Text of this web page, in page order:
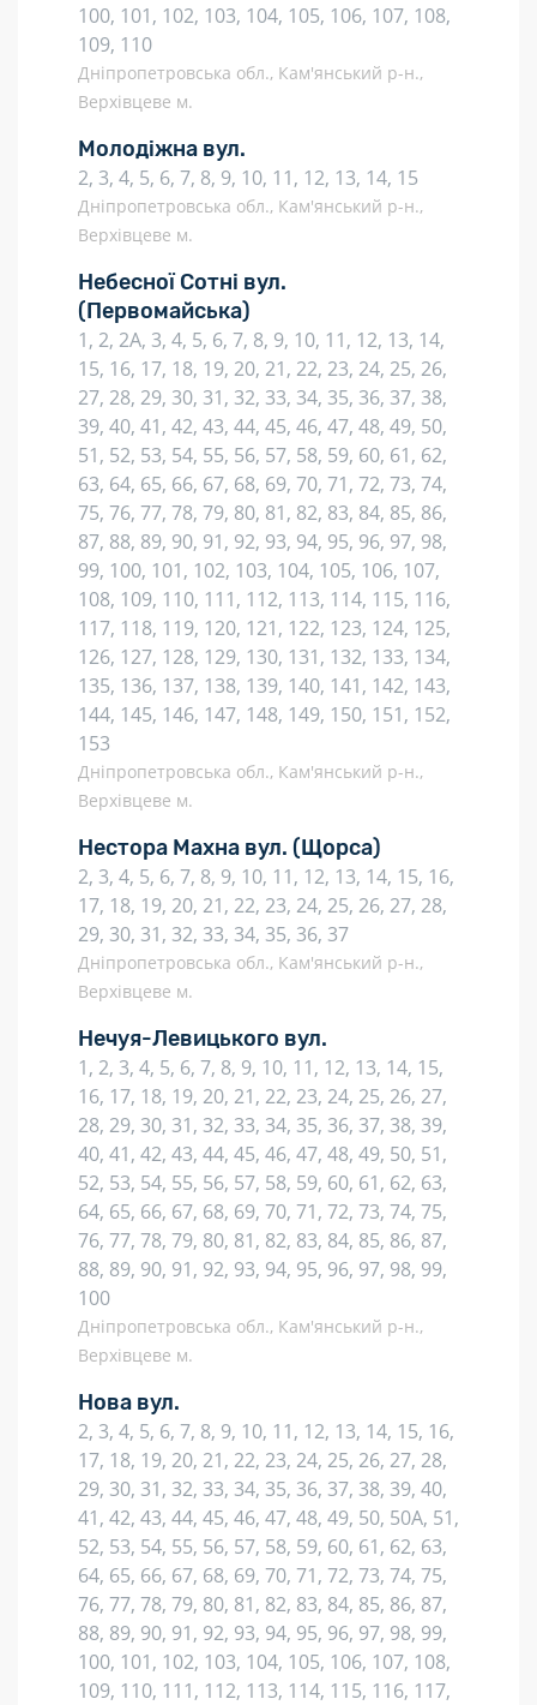
100, 101, 102, 103, 104, 105, 106, 107, 108,
109, 110
Дніпропетровська обл., Кам'янський р-н.,
Верхівцеве м.
Молодіжна вул.
2, 3, 4, 5, 6, 7, 8, 9, 10, 11, 12, 13, 14, 15
Дніпропетровська обл., Кам'янський р-н.,
Верхівцеве м.
Небесної Сотні вул.
(Первомайська)
1, 2, 2А, 3, 4, 5, 6, 7, 8, 9, 10, 11, 12, 13, 14,
15, 16, 17, 18, 19, 20, 21, 22, 23, 24, 25, 26,
27, 28, 29, 30, 31, 32, 33, 34, 35, 36, 37, 38,
39, 40, 41, 42, 43, 44, 45, 46, 47, 48, 49, 50,
51, 52, 53, 54, 55, 56, 57, 58, 59, 60, 61, 62,
63, 64, 65, 66, 67, 68, 69, 70, 71, 72, 73, 74,
75, 76, 77, 78, 79, 80, 81, 82, 83, 84, 85, 86,
87, 88, 89, 90, 91, 92, 93, 94, 95, 96, 97, 98,
99, 100, 101, 102, 103, 104, 105, 106, 107,
108, 109, 110, 111, 112, 113, 114, 115, 116,
117, 118, 119, 120, 121, 122, 123, 124, 125,
126, 127, 128, 129, 130, 131, 132, 133, 134,
135, 136, 137, 138, 139, 140, 141, 142, 143,
144, 145, 146, 147, 148, 149, 150, 151, 152,
153
Дніпропетровська обл., Кам'янський р-н.,
Верхівцеве м.
Нестора Махна вул. (Щорса)
2, 3, 4, 5, 6, 7, 8, 9, 10, 11, 12, 13, 14, 15, 16,
17, 18, 19, 20, 21, 22, 23, 24, 25, 26, 27, 28,
29, 30, 31, 32, 33, 34, 35, 36, 37
Дніпропетровська обл., Кам'янський р-н.,
Верхівцеве м.
Нечуя-Левицького вул.
1, 2, 3, 4, 5, 6, 7, 8, 9, 10, 11, 12, 13, 14, 15,
16, 17, 18, 19, 20, 21, 22, 23, 24, 25, 26, 27,
28, 29, 30, 31, 32, 33, 34, 35, 36, 37, 38, 39,
40, 41, 42, 43, 44, 45, 46, 47, 48, 49, 50, 51,
52, 53, 54, 55, 56, 57, 58, 59, 60, 61, 62, 63,
64, 65, 66, 67, 68, 69, 70, 71, 72, 73, 74, 75,
76, 77, 78, 79, 80, 81, 82, 83, 84, 85, 86, 87,
88, 89, 90, 91, 92, 93, 94, 95, 96, 97, 98, 99,
100
Дніпропетровська обл., Кам'янський р-н.,
Верхівцеве м.
Нова вул.
2, 3, 4, 5, 6, 7, 8, 9, 10, 11, 12, 13, 14, 15, 16,
17, 18, 19, 20, 21, 22, 23, 24, 25, 26, 27, 28,
29, 30, 31, 32, 33, 34, 35, 36, 37, 38, 39, 40,
41, 42, 43, 44, 45, 46, 47, 48, 49, 50, 50А, 51,
52, 53, 54, 55, 56, 57, 58, 59, 60, 61, 62, 63,
64, 65, 66, 67, 68, 69, 70, 71, 72, 73, 74, 75,
76, 77, 78, 79, 80, 81, 82, 83, 84, 85, 86, 87,
88, 89, 90, 91, 92, 93, 94, 95, 96, 97, 98, 99,
100, 101, 102, 103, 104, 105, 106, 107, 108,
109, 110, 111, 112, 113, 114, 115, 116, 117,